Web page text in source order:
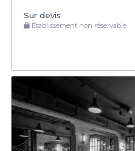
Sur devis
Établissement non réservable